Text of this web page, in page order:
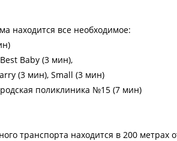
находится все необходимое:
Baby (3 мин),
(3 мин), Small (3 мин)
поликлиника №15 (7 мин)
транспорта находится в 200 метрах